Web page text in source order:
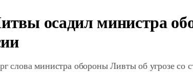
осадил министра
слова министра обороны Ливты об угрозе со